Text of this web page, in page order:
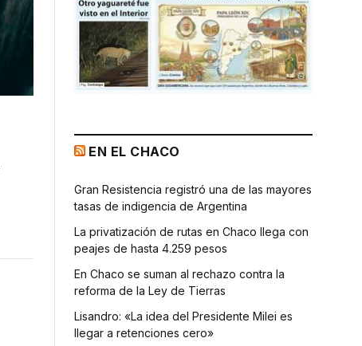
EN EL CHACO
Gran Resistencia registró una de las mayores
tasas de indigencia de Argentina
La privatización de rutas en Chaco llega con
peajes de hasta 4.259 pesos
En Chaco se suman al rechazo contra la
reforma de la Ley de Tierras
Lisandro: «La idea del Presidente Milei es
llegar a retenciones cero»